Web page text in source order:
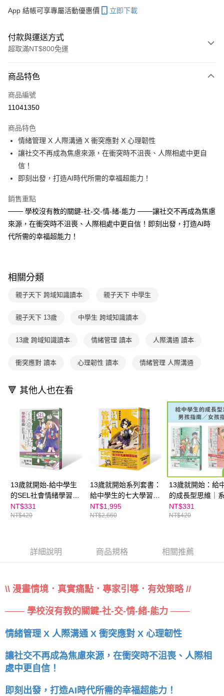
App 結帳可享專屬活動優惠價 立即下載
付款與運送方式
超取滿NT$800免運
信用卡一次付款
LINE Pay
大哥付你分期
相關說明
【大哥付你分期使用說明】
1.本服務由台灣大哥大提供，台灣大哥大用戶可立即使用無須另外申請。
2.付款方式選擇「大哥付你分期」，訂單成立後會自動跳轉到大哥付的交易
成交易。
3.實際核准額度、可分期數及費用金額請依後續交易確認頁面所載為準。
4.訂單成立30分鐘內，如未前往確認交易或遇審核未通過，訂單將自動取
消。如遇「轉專審核」未通過狀況，表示未達大哥付你分期系統評分，恕無
法說明評估內容。
帳／街口支付／iPASS MONEY」等通路繳費。
【注意事項】
用戶於交易時，得透過本服務購買商品或服務，並由商店將買賣／分期付款
資料（包含姓名、電話或地址）提供予台灣大哥大進項蒐集、處理及利用，
3.完整用戶服務條款，請詳閱以下連結： https://oppay.tw/userRule
AFTEE先享後付
相關說明
AFTEE先享後付是「在收到商品之後才付款」的支付方式。 讓您購物簡單
便利好安心！
１．簡單：不需註冊會員、不需綁卡、不需儲值。
２．便利：只要手機號碼，簡訊認證，即可結帳。
３．安心：先確認商品／服務後，再付款。
結帳頁面，進行簡訊認證並確認金額後，即可完成結帳。
２．訂單成立數日內，您將收到繳費通知簡訊。
３．收到繳費通知簡訊後14天內，點擊此簡訊中的連結，可透過四大超商／
購買商品的店家。未經商家同意取消之訂單仍視為有效，需透過AFTEE先享
※ 交易是否成功請以「AFTEE先享後付 」之結帳頁面顯示為準，若有關於
易，需依本服務之必要範圍內提供個人資料，並將交易相關給付款項請求債
２．關於個人資料處理事宜，請瀏覽以下網址：
https://aftee.tw/terms/#terms3
３．未成年的使用者請事先徵得法定代理人或監護人之同意方可使用
「AFTEE先享後付」，若未經同意申辦者引起之損失，本公司不負相關責
任。
４．使用「AFTEE先享後付」時，將依據個別帳號之用戶狀況，依本公司即
時審查核予不同之上限額度；若仍有額度不足之情形，本公司將視審查結果
５．嚴禁一人註冊多個帳號或使用他人資訊註冊。若發現惡意使用之情形，
恩沛科技股份有限公司將有權停止該用戶之使用額度並採取法律行動。
ATM付款
運送方式
付款後全家取貨
付款後7-11取貨
每筆NT$70，滿NT$800(含以上)免運費
離島宅配（澎湖、金門、馬祖、小琉球；不適用於郵局i郵箱）
商品特色
商品編號
11041350
商品特色
情緒管理 X 人際溝通 X 衝突應對 X 心理韌性
讓社交不再成為焦慮來源，在衝突時不沮喪、人際相處中更自
信！
即刻出發，打造AI時代所需的幸福超能力！
銷售重點
─── 學校沒有教的關鍵-社-交-情-緒-能力 ───讓社交不再成為焦慮
來源，在衝突時不沮喪、人際相處中更自信！即刻出發，打造AI時
代所需的幸福超能力！
相關分類
親子天下 跨域知識讀本 親子天下 中學生
親子天下 13歲 中學生 跨域知識讀本
13歲 跨域知識讀本 情緒管理 讀本 人際溝通 讀本
衝突應對 讀本 心理韌性 讀本 情緒管理 人際溝通
🔻 其他人也在看
13歲就開始-給中學生
的SEL社會情緒學習指
南：一輩子都要擁有的
幸福超能力，現在開始
NT$331
NT$420
13歲就開始系列套書：
給中學生的七大學習術
──學校沒有教的關鍵
素養能力（共7冊）
NT$1,995
NT$2,660
13歲就開始：給
的成長型思維｜
書
NT$331
NT$420
詳細說明 商品規格 相關推薦
\\ 漫畫情境．真實痛點．專家引導．有效策略 //
─── 學校沒有教的關鍵-社-交-情-緒-能力 ───
情緒管理 X 人際溝通 X 衝突應對 X 心理韌性
讓社交不再成為焦慮來源，在衝突時不沮喪、人際相
處中更自信！
即刻出發，打造AI時代所需的幸福超能力！